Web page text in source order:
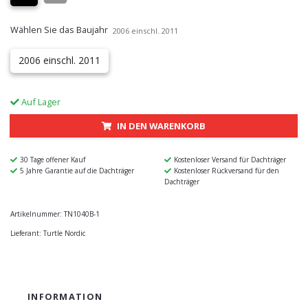
Wählen Sie das Baujahr 2006 einschl. 2011
2006 einschl. 2011
Auf Lager
IN DEN WARENKORB
30 Tage offener Kauf
Kostenloser Versand für Dachträger
5 Jahre Garantie auf die Dachträger
Kostenloser Rückversand für den
Dachträger
Artikelnummer: TN1040B-1
Lieferant: Turtle Nordic
INFORMATION